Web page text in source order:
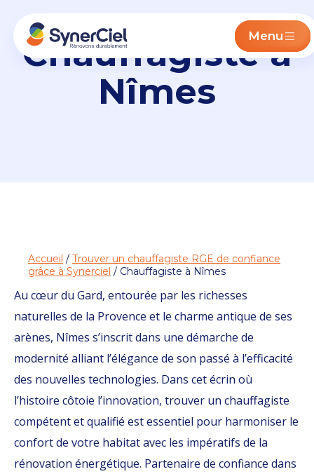
Menu
Chauffagiste à
Nîmes
Accueil / Trouver un chauffagiste RGE de confiance
grâce à Synerciel / Chauffagiste à Nîmes
Au cœur du Gard, entourée par les richesses
naturelles de la Provence et le charme antique de ses
arènes, Nîmes s’inscrit dans une démarche de
modernité alliant l’élégance de son passé à l’efficacité
des nouvelles technologies. Dans cet écrin où
l’histoire côtoie l’innovation, trouver un chauffagiste
compétent et qualifié est essentiel pour harmoniser le
confort de votre habitat avec les impératifs de la
rénovation énergétique. Partenaire de confiance dans